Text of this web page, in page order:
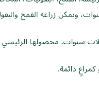
شعير كل ثلاث سنوات، ويمكن زراعة
كل ثلاث سنوات. محصولها